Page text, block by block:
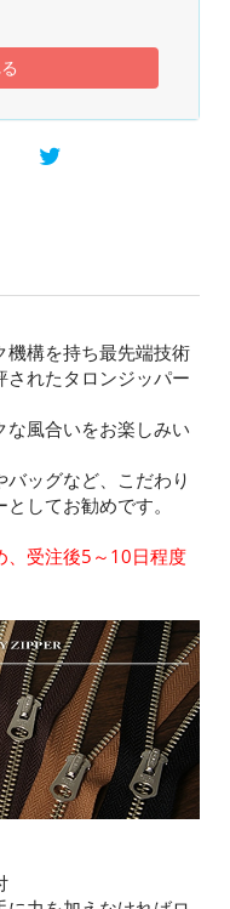
機構を持ち最先端技術
されたタロンジッパー
風合いをお楽しみい
ッグなど、こだわり
してお勧めです。
受注後5～10日程度